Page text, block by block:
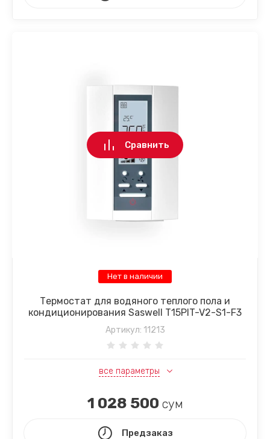
Нет в наличии
Термостат для водяного теплого пола и
кондиционирования Saswell T15PIT-V2-S1-F3
Артикул: 11213
все параметры
Сравнить
1 028 500 сум
Предзаказ